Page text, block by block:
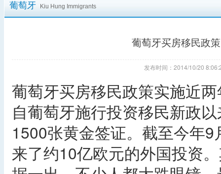
葡萄牙 Kiu Hung Immigrants
葡萄牙买房移民政
发布时间：2014/10/20
葡萄牙买房移民政策实施近
自葡萄牙施行投资移民新政
1500张黄金签证。截至今年
来了约10亿欧元的外国投资